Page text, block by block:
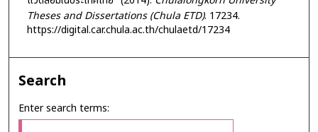
Theses and Dissertations (Chula ETD). 17234.
https://digital.car.chula.ac.th/chulaetd/17234
Search
Enter search terms: